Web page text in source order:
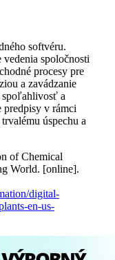
softvéru.
spoločnosti
procesy pre
a zavádzanie
a
v rámci
úspechu a
of Chemical
World. [online].
digital-
en-us-